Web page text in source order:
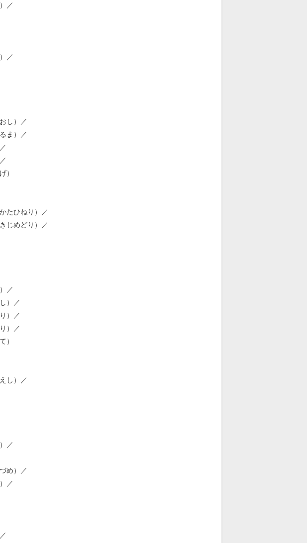
／
／
し）／
ま）／
）
たひねり）／
じめどり）／
／
）／
）／
）／
）
し）／
／
め）／
／